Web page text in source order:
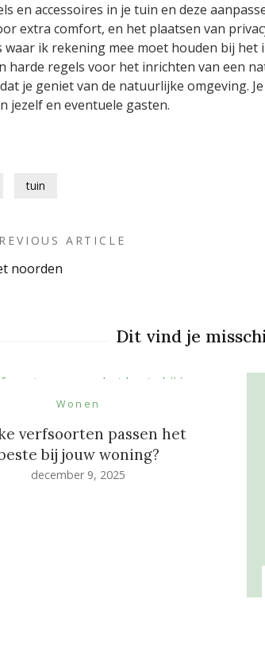
en accessoires in je tuin en deze
extra comfort, en het plaatsen van
waar ik rekening mee moet houden bij
harde regels voor het inrichten van een
je geniet van de natuurlijke omgeving.
jezelf en eventuele gasten.
tuin
ARTICLE
noorden
Dit vind je
Wonen
verfsoorten passen het
bij jouw woning?
december 9, 2025